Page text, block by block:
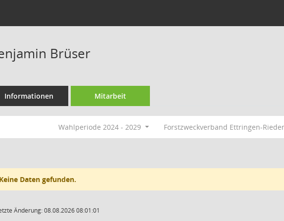
Brüser
Informationen Mitarbeit
Wahlperiode 2024 - 2029 Forstzweckverband Ettringen-
Keine Daten gefunden.
Änderung: 08.08.2026 08:01:01